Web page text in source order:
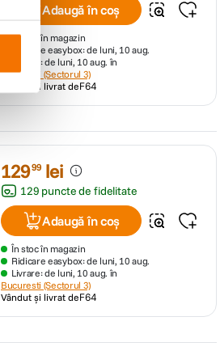
Adaugă în coș
În stoc în magazin
Ridicare easybox: de luni, 10 aug.
Livrare: de luni, 10 aug. în
Bucuresti (Sectorul 3)
Vândut și livrat deF64
12999 lei
129 puncte de fidelitate
Adaugă în coș
În stoc în magazin
Ridicare easybox: de luni, 10 aug.
Livrare: de luni, 10 aug. în
Bucuresti (Sectorul 3)
Vândut și livrat deF64